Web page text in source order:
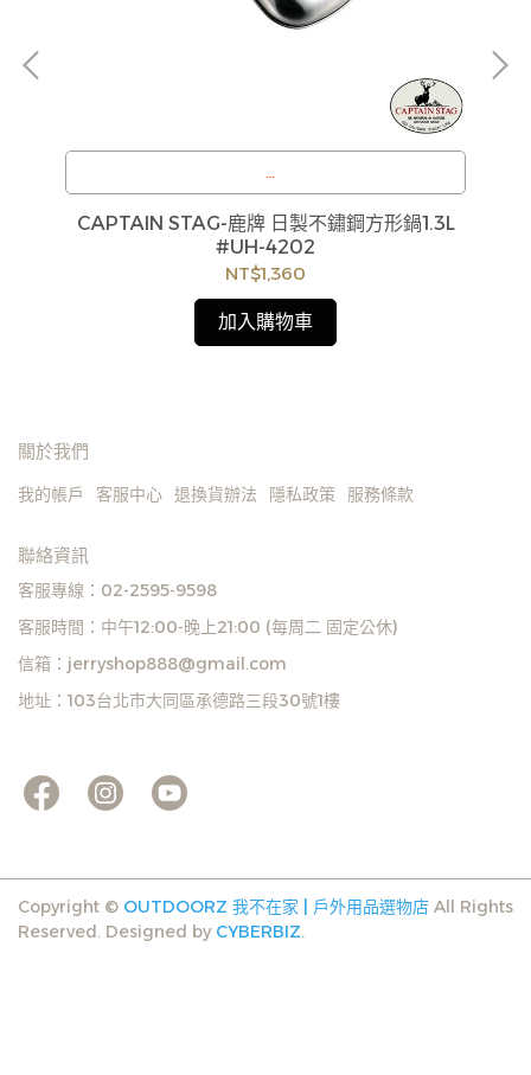
訂購注意事項 :
商品流動性快且多個平台共用庫存，偶有下單後缺貨
情形，客服人員將立即與您聯繫交期或更換商品，如
無法出貨，本公司將有權取消訂單，造成不便尚請見
諒。如遇庫存不足無法下單，亦歡迎洽詢客服。
CAPTAIN STAG-鹿牌 日製不鏽鋼方形鍋1.3L
#UH-4202
NT$1,360
加入購物車
關於我們
我的帳戶 客服中心 退換貨辦法 隱私政策 服務條款
聯絡資訊
客服專線：02-2595-9598
客服時間：中午12:00-晚上21:00 (每周二 固定公休)
信箱：jerryshop888@gmail.com
地址：103台北市大同區承德路三段30號1樓
Copyright © OUTDOORZ 我不在家 | 戶外用品選物店 All Rights
Reserved. Designed by CYBERBIZ.